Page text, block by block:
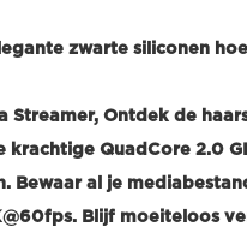
zwarte siliconen
Streamer, Ontdek de
QuadCore 2.0
al je
Blijf moeiteloos